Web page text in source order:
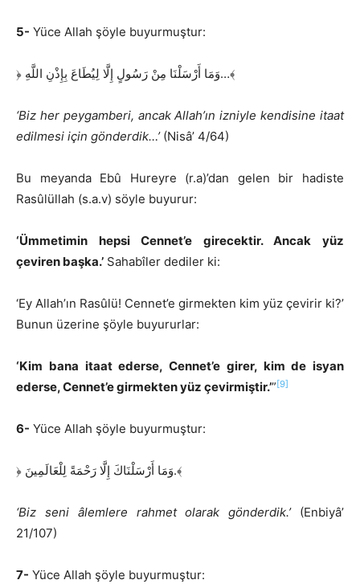
5- Yüce Allah şöyle buyurmuştur:
﴿ وَمَا أَرْسَلْنَا مِنْ رَسُولٍ إِلَّا لِيُطَاعَ بِإِذْنِ اللَّهِ…﴾
‘Biz her peygamberi, ancak Allah’ın izniyle kendisine itaat
edilmesi için gönderdik…’(Nisâ’ 4/64)
Bu meyanda Ebû Hureyre (r.a)’dan gelen bir hadiste
Rasûlüllah (s.a.v) söyle buyurur:
‘Ümmetimin hepsi Cennet’e girecektir. Ancak yüz
çeviren başka.’ Sahabîler dediler ki:
‘Ey Allah’ın Rasûlü! Cennet’e girmekten kim yüz çevirir ki?’
Bunun üzerine şöyle buyururlar:
‘Kim bana itaat ederse, Cennet’e girer, kim de isyan
ederse, Cennet’e girmekten yüz çevirmiştir.’”[9]
6- Yüce Allah şöyle buyurmuştur:
﴿ وَمَا أَرْسَلْنَاكَ إِلَّا رَحْمَةً لِلْعَالَمِينَ.﴾
‘Biz seni âlemlere rahmet olarak gönderdik.’(Enbiyâ’
21/107)
7- Yüce Allah şöyle buyurmuştur: